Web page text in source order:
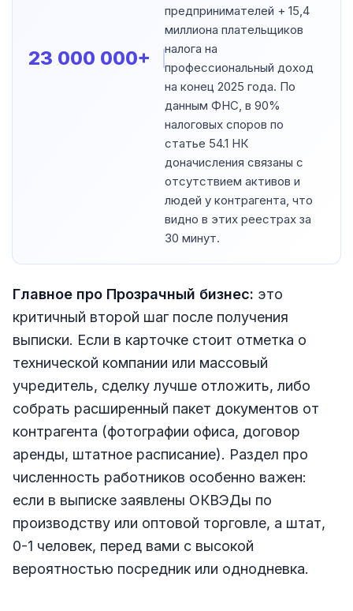
23 000 000+
предпринимателей + 15,4
миллиона плательщиков
налога на
профессиональный доход
на конец 2025 года. По
данным ФНС, в 90%
налоговых споров по
статье 54.1 НК
доначисления связаны с
отсутствием активов и
людей у контрагента, что
видно в этих реестрах за
30 минут.
Главное про Прозрачный бизнес: это
критичный второй шаг после получения
выписки. Если в карточке стоит отметка о
технической компании или массовый
учредитель, сделку лучше отложить, либо
собрать расширенный пакет документов от
контрагента (фотографии офиса, договор
аренды, штатное расписание). Раздел про
численность работников особенно важен:
если в выписке заявлены ОКВЭДы по
производству или оптовой торговле, а штат,
0-1 человек, перед вами с высокой
вероятностью посредник или однодневка.